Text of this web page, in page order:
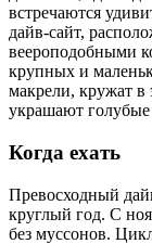
встречаются
дайв-сайт,
веероподобными
крупных и
макрели, кружат в
украшают
Когда ехать
Превосходный
круглый год. С
без муссонов.